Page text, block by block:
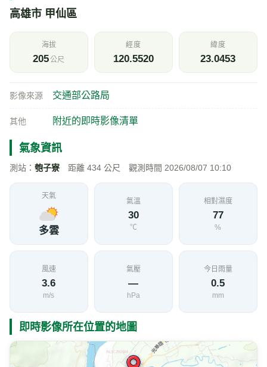
高雄市 甲仙區
海拔
205公尺
經度
120.5520
緯度
23.0453
影像來源 交通部公路局
其他 附近的即時影像清單
氣象資訊
測站： 匏子寮 距離 434 公尺 觀測時間 2026/08/07 10:10
天氣
多雲
氣溫
30
℃
相對濕度
77
%
風速
3.6
m/s
氣壓
—
hPa
今日雨量
0.5
mm
即時影像所在位置的地圖